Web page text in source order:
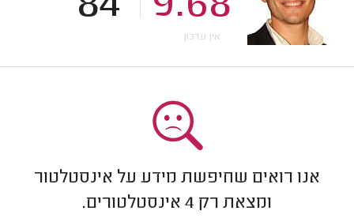
אין עדכון
אנו רואים שחיפשת מידע על אינסטלטור
ומצאת רק 4 אינסטלטורים.